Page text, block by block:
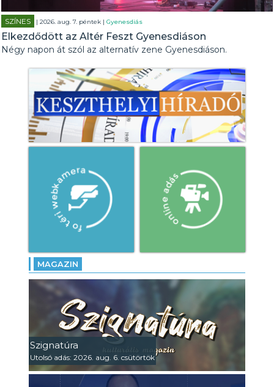
SZÍNES | 2026. aug. 7. péntek |Gyenesdiás
Elkezdődött az Altér Feszt Gyenesdiáson
Négy napon át szól az alternatív zene Gyenesdiáson.
MAGAZIN
Szignatúra
Utolsó adás: 2026. aug. 6. csütörtök